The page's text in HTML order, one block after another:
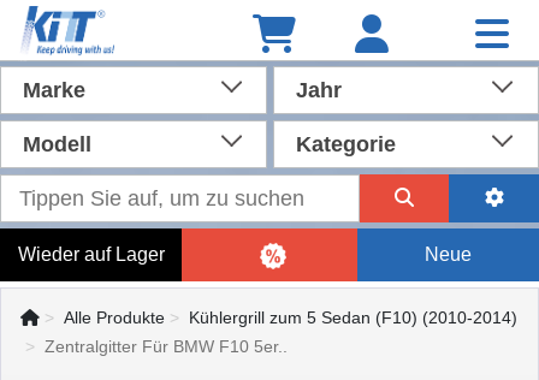
Marke Jahr
Modell Kategorie
Wieder auf Lager Neue
Alle Produkte
Kühlergrill zum 5 Sedan (F10) (2010-2014)
Zentralgitter Für BMW F10 5er..